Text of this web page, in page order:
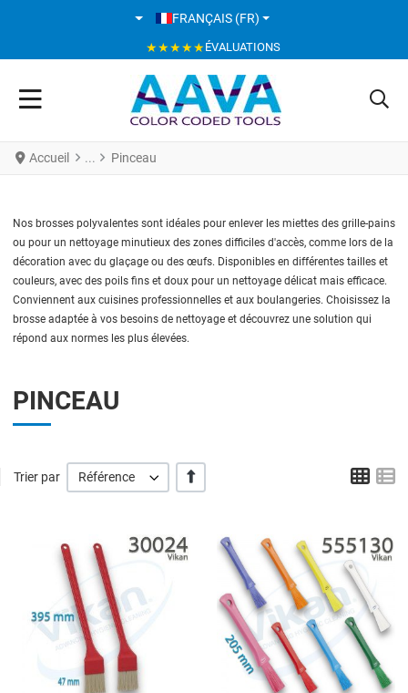
SÉLECTIONNEZ VOTRE LANGUE
FRANÇAIS (FR)
★★★★★ÉVALUATIONS
Accueil Pinceau
Nos brosses polyvalentes sont idéales pour enlever les miettes des grille-pains
ou pour un nettoyage minutieux des zones difficiles d'accès, comme lors de la
décoration avec du glaçage ou des œufs. Disponibles en différentes tailles et
couleurs, avec des poils fins et doux pour un nettoyage délicat mais efficace.
Conviennent aux cuisines professionnelles et aux boulangeries. Choisissez la
brosse adaptée à vos besoins de nettoyage et découvrez une solution qui
répond aux normes les plus élevées.
PINCEAU
Trier par Référence ' +/-' Grid
Add to Wishlist
Add to Compare
Quick View